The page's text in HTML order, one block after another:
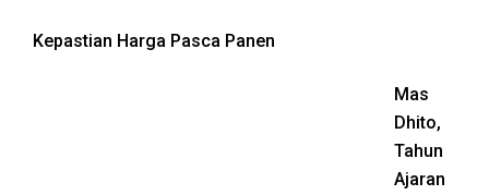
Kepastian Harga Pasca Panen
Mas
Dhito,
Tahun
Ajaran